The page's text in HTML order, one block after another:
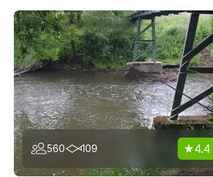
560 109 4.4